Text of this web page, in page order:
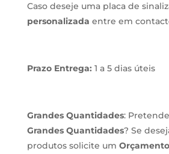
Caso deseje uma placa de
personalizada entre em
Prazo Entrega: 1 a 5 dias úteis
Grandes Quantidades:
Grandes Quantidades? Se
produtos solicite um Orçamento